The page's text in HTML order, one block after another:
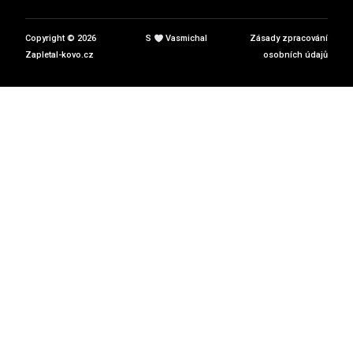
Copyright © 2026
Zapletal-kovo.cz
S Vasmichal
Zásady zpracování
osobních údajů